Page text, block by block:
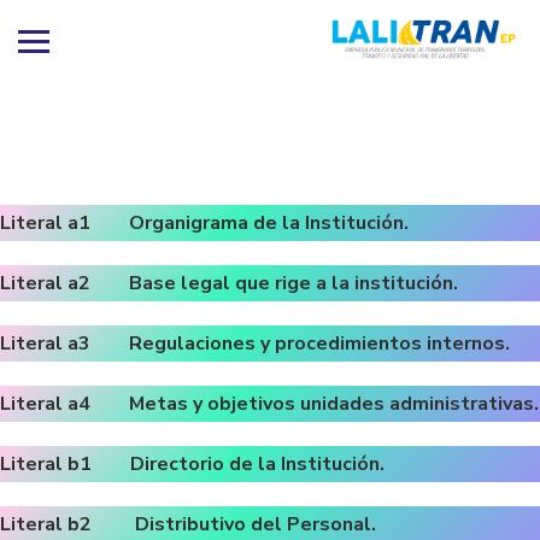
Literal a1 Organigrama de la Institución.
Literal a2 Base legal que rige a la institución.
Literal a3 Regulaciones y procedimientos internos.
Literal a4 Metas y objetivos unidades administrativas.
Literal b1 Directorio de la Institución.
Literal b2 Distributivo del Personal.